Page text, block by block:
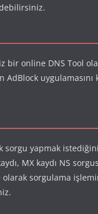
bir online DNS Tool
AdBlock uygulamasını
sorgu yapmak
MX kaydı NS
sorgulama